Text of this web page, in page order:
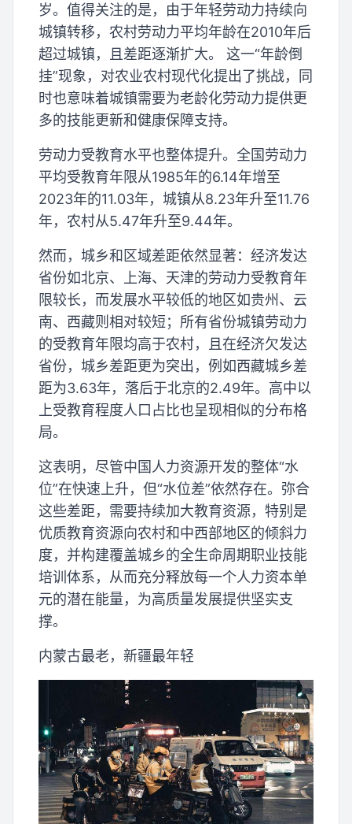
岁。值得关注的是，由于年轻劳动力持续向
城镇转移，农村劳动力平均年龄在2010年后
超过城镇，且差距逐渐扩大。 这一“年龄倒
挂”现象，对农业农村现代化提出了挑战，同
时也意味着城镇需要为老龄化劳动力提供更
多的技能更新和健康保障支持。
劳动力受教育水平也整体提升。全国劳动力
平均受教育年限从1985年的6.14年增至
2023年的11.03年，城镇从8.23年升至11.76
年，农村从5.47年升至9.44年。
然而，城乡和区域差距依然显著：经济发达
省份如北京、上海、天津的劳动力受教育年
限较长，而发展水平较低的地区如贵州、云
南、西藏则相对较短；所有省份城镇劳动力
的受教育年限均高于农村，且在经济欠发达
省份，城乡差距更为突出，例如西藏城乡差
距为3.63年，落后于北京的2.49年。高中以
上受教育程度人口占比也呈现相似的分布格
局。
这表明，尽管中国人力资源开发的整体“水
位”在快速上升，但“水位差”依然存在。弥合
这些差距，需要持续加大教育资源，特别是
优质教育资源向农村和中西部地区的倾斜力
度，并构建覆盖城乡的全生命周期职业技能
培训体系，从而充分释放每一个人力资本单
元的潜在能量，为高质量发展提供坚实支
撑。
内蒙古最老，新疆最年轻